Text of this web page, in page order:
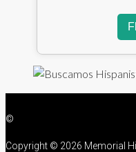
©
Copyright © 2026 Memorial